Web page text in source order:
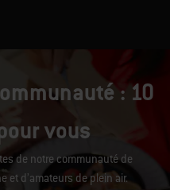
: 10
vous
de notre communauté de
et d’amateurs de plein air.